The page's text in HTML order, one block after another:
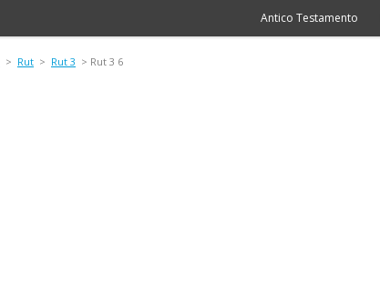
Antico Testamento
> Rut > Rut 3 > Rut 3 6